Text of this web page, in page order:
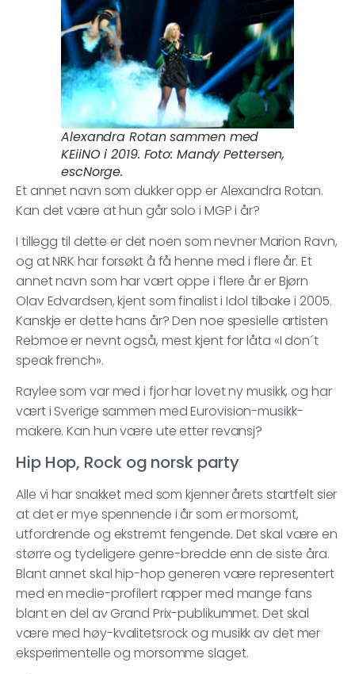
Alexandra Rotan sammen med
KEiiNO i 2019. Foto: Mandy Pettersen,
escNorge.
Et annet navn som dukker opp er Alexandra Rotan.
Kan det være at hun går solo i MGP i år?
I tillegg til dette er det noen som nevner Marion Ravn,
og at NRK har forsøkt å få henne med i flere år. Et
annet navn som har vært oppe i flere år er Bjørn
Olav Edvardsen, kjent som finalist i Idol tilbake i 2005.
Kanskje er dette hans år? Den noe spesielle artisten
Rebmoe er nevnt også, mest kjent for låta «I don´t
speak french».
Raylee som var med i fjor har lovet ny musikk, og har
vært i Sverige sammen med Eurovision-musikk-
makere. Kan hun være ute etter revansj?
Hip Hop, Rock og norsk party
Alle vi har snakket med som kjenner årets startfelt sier
at det er mye spennende i år som er morsomt,
utfordrende og ekstremt fengende. Det skal være en
større og tydeligere genre-bredde enn de siste åra.
Blant annet skal hip-hop generen være representert
med en medie-profilert rapper med mange fans
blant en del av Grand Prix-publikummet. Det skal
være med høy-kvalitetsrock og musikk av det mer
eksperimentelle og morsomme slaget.